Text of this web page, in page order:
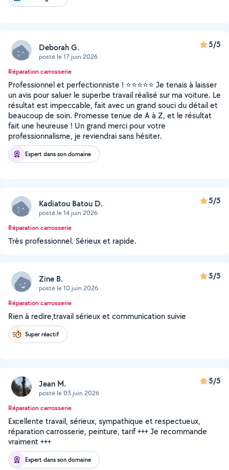
Deborah G.
posté le 17 juin 2026
5/5
Réparation carrosserie
Professionnel et perfectionniste ! ⭐⭐⭐⭐⭐ Je tenais à laisser
un avis pour saluer le superbe travail réalisé sur ma voiture. Le
résultat est impeccable, fait avec un grand souci du détail et
beaucoup de soin. Promesse tenue de A à Z, et le résultat
fait une heureuse ! Un grand merci pour votre
professionnalisme, je reviendrai sans hésiter.
Expert dans son domaine
Kadiatou Batou D.
posté le 14 juin 2026
5/5
Réparation carrosserie
Très professionnel. Sérieux et rapide.
Zine B.
posté le 10 juin 2026
5/5
Réparation carrosserie
Rien à redire,travail sérieux et communication suivie
Super réactif
Jean M.
posté le 03 juin 2026
5/5
Réparation carrosserie
Excellente travail, sérieux, sympathique et respectueux,
réparation carrosserie, peinture, tarif +++ Je recommande
vraiment +++
Expert dans son domaine